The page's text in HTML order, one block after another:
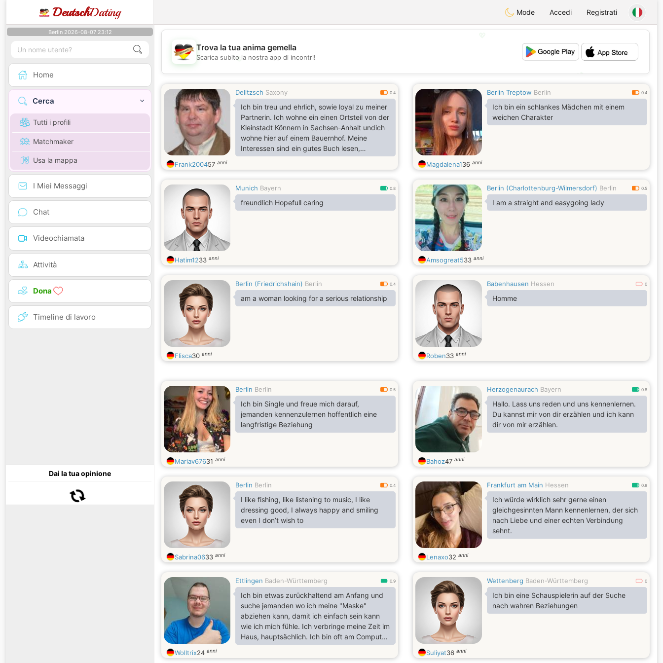
DeutschDating Mode Accedi Registrati
Berlin 2026-08-07 23:12
Home
Cerca
Tutti i profili
Matchmaker
Usa la mappa
I Miei Messaggi
Chat
Videochiamata
Attività
Dona
Timeline di lavoro
Dai la tua opinione
💖
💕
Trova la tua anima gemella
Scarica subito la nostra app di incontri!
Delitzsch Saxony 0.4
Ich bin treu und ehrlich, sowie loyal zu meiner
Partnerin. Ich wohne ein einen Ortsteil von der
Kleinstadt Könnern in Sachsen-Anhalt undich
wohne hier auf einem Bauernhof. Meine
Interessen sind ein gutes Buch lesen,
spazieren gehen Tiere und Landwirtschaft
und Internet
Frank200457 anni
Berlin Treptow Berlin 0.4
Ich bin ein schlankes Mädchen mit einem
weichen Charakter
Magdalena136 anni
Munich Bayern 0.8
freundlich Hopefull caring
Hatim1233 anni
Berlin (Charlottenburg-Wilmersdorf) Berlin 0.5
I am a straight and easygoing lady
Amsogreat533 anni
Berlin (Friedrichshain) Berlin 0.4
am a woman looking for a serious relationship
Flisca30 anni
Babenhausen Hessen 0
Homme
Roben33 anni
Berlin Berlin 0.5
Ich bin Single und freue mich darauf,
jemanden kennenzulernen hoffentlich eine
langfristige Beziehung
Mariav67631 anni
Herzogenaurach Bayern 0.8
Hallo. Lass uns reden und uns kennenlernen.
Du kannst mir von dir erzählen und ich kann
dir von mir erzählen.
Bahoz47 anni
Berlin Berlin 0.4
I like fishing, like listening to music, I like
dressing good, I always happy and smiling
even I don’t wish to
Sabrina0633 anni
Frankfurt am Main Hessen 0.8
Ich würde wirklich sehr gerne einen
gleichgesinnten Mann kennenlernen, der sich
nach Liebe und einer echten Verbindung
sehnt.
Lenaxo32 anni
Ettlingen Baden-Württemberg 0.9
Ich bin etwas zurückhaltend am Anfang und
suche jemanden wo ich meine "Maske"
abziehen kann, damit ich einfach sein kann
wie ich mich fühle. Ich verbringe meine Zeit im
Haus, hauptsächlich. Ich bin oft am Computer
aber verbringe auch Zeit mit meinen Freunden
und gehe mit ihnen auch gerne Essen. Ich
Wolltrix24 anni
Wettenberg Baden-Württemberg 0
Ich bin eine Schauspielerin auf der Suche
nach wahren Beziehungen
Suliyat36 anni